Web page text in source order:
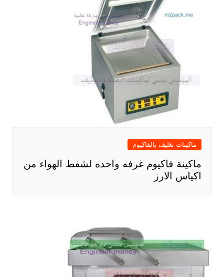
ماكينات تغليف بالفاكيوم
ماكينة فاكيوم غرفه واحده لشفط الهواء من
اكياس الارز